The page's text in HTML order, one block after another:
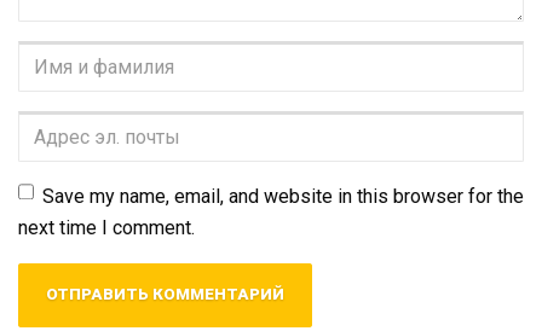
Имя
фамилия*
Адрес
почты*
Save my name, email, and website in this browser for the
next time I comment.